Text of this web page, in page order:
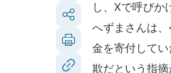
し、Xで呼びか
へずまさんは
金を寄付して
欺だという指摘